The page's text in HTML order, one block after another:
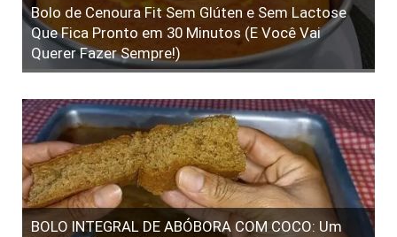
Bolo de Cenoura Fit Sem Glúten e Sem Lactose
Que Fica Pronto em 30 Minutos (E Você Vai
Querer Fazer Sempre!)
BOLO INTEGRAL DE ABÓBORA COM COCO: Um